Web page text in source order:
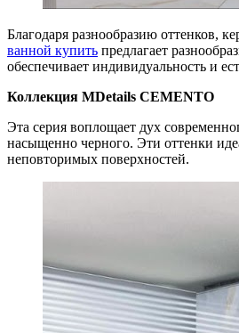
Благодаря разнообразию оттенков,
ванной купить предлагает
обеспечивает индивидуальность и
Коллекция MDetails CEMENTO
Эта серия воплощает дух
насыщенно черного. Эти оттенки
неповторимых поверхностей.